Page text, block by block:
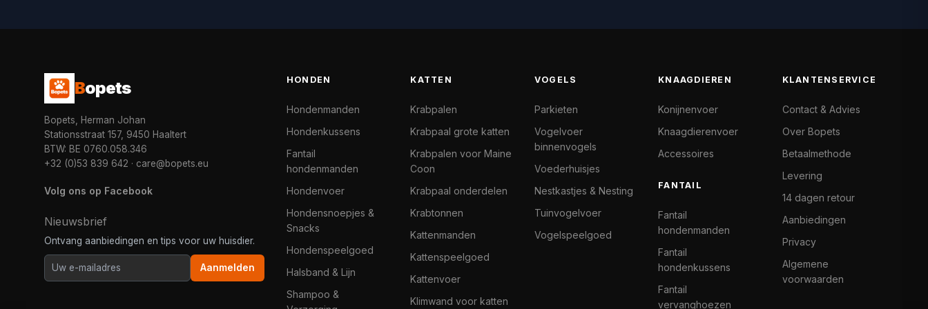
Bopets
Bopets, Herman Johan
Stationsstraat 157, 9450 Haaltert
BTW: BE 0760.058.346
+32 (0)53 839 642 · care@bopets.eu
Volg ons op Facebook
Nieuwsbrief
Ontvang aanbiedingen en tips voor uw huisdier.
Aanmelden
HONDEN
Hondenmanden
Hondenkussens
Fantail
hondenmanden
Hondenvoer
Hondensnoepjes &
Snacks
Hondenspeelgoed
Halsband & Lijn
Shampoo &
KATTEN
Krabpalen
Krabpaal grote katten
Krabpalen voor Maine
Coon
Krabpaal onderdelen
Krabtonnen
Kattenmanden
Kattenspeelgoed
Kattenvoer
Klimwand voor katten
VOGELS
Parkieten
Vogelvoer
binnenvogels
Voederhuisjes
Nestkastjes & Nesting
Tuinvogelvoer
Vogelspeelgoed
KNAAGDIEREN
Konijnenvoer
Knaagdierenvoer
Accessoires
FANTAIL
Fantail
hondenmanden
Fantail
hondenkussens
Fantail
vervanghoezen
KLANTENSERVICE
Contact & Advies
Over Bopets
Betaalmethode
Levering
14 dagen retour
Aanbiedingen
Privacy
Algemene
voorwaarden